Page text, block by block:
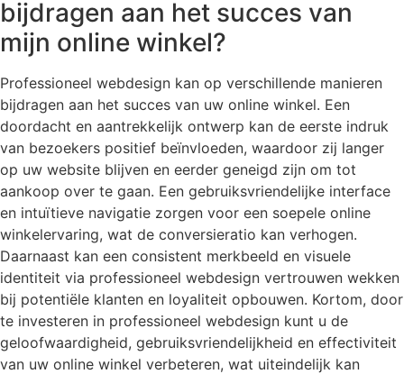
bijdragen aan het succes van
mijn online winkel?
Professioneel webdesign kan op verschillende manieren
bijdragen aan het succes van uw online winkel. Een
doordacht en aantrekkelijk ontwerp kan de eerste indruk
van bezoekers positief beïnvloeden, waardoor zij langer
op uw website blijven en eerder geneigd zijn om tot
aankoop over te gaan. Een gebruiksvriendelijke interface
en intuïtieve navigatie zorgen voor een soepele online
winkelervaring, wat de conversieratio kan verhogen.
Daarnaast kan een consistent merkbeeld en visuele
identiteit via professioneel webdesign vertrouwen wekken
bij potentiële klanten en loyaliteit opbouwen. Kortom, door
te investeren in professioneel webdesign kunt u de
geloofwaardigheid, gebruiksvriendelijkheid en effectiviteit
van uw online winkel verbeteren, wat uiteindelijk kan